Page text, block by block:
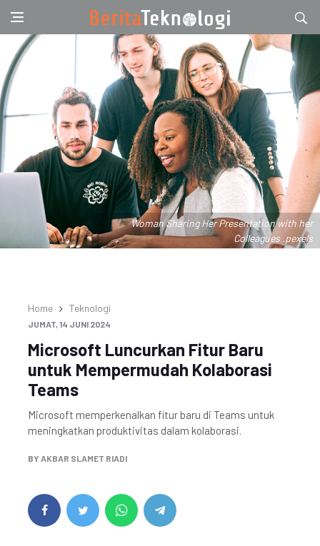
Woman Sharing Her Presentation with her
Colleagues .pexels
Home Teknologi
JUMAT, 14 JUNI 2024
Microsoft Luncurkan Fitur Baru
untuk Mempermudah Kolaborasi
Teams
Microsoft memperkenalkan fitur baru di Teams untuk
meningkatkan produktivitas dalam kolaborasi.
BY AKBAR SLAMET RIADI